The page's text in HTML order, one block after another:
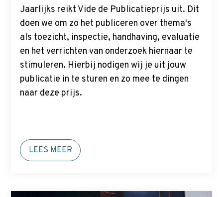
Jaarlijks reikt Vide de Publicatieprijs uit. Dit
doen we om zo het publiceren over thema's
als toezicht, inspectie, handhaving, evaluatie
en het verrichten van onderzoek hiernaar te
stimuleren. Hierbij nodigen wij je uit jouw
publicatie in te sturen en zo mee te dingen
naar deze prijs.
LEES MEER